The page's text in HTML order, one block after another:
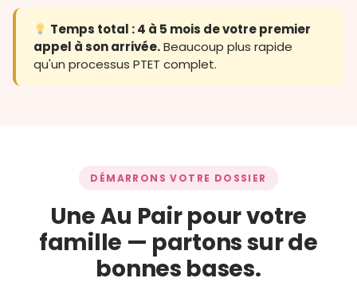
Temps total : 4 à 5 mois de votre premier
appel à son arrivée.Beaucoup plus rapide
qu'un processus PTET complet.
DÉMARRONS VOTRE DOSSIER
Une Au Pair pour votre
famille — partons sur de
bonnes bases.